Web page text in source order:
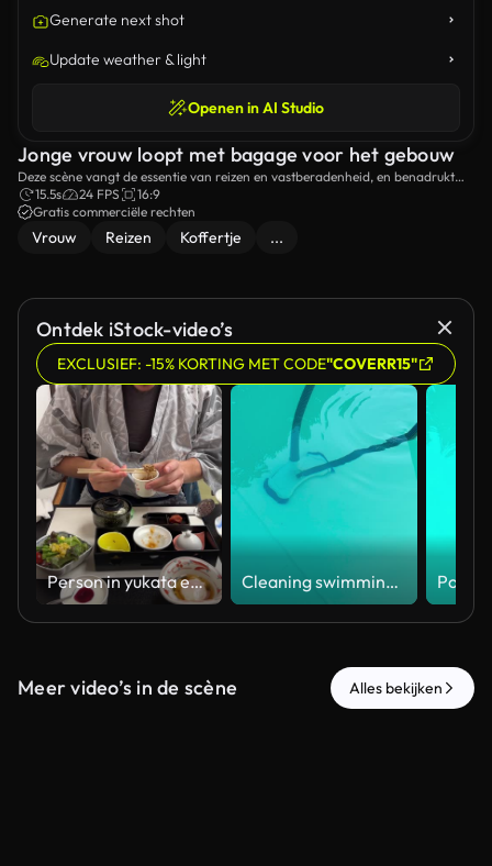
Generate next shot
Update weather & light
Openen in AI Studio
Jonge vrouw loopt met bagage voor het gebouw
Deze scène vangt de essentie van reizen en vastberadenheid, en benadrukt
haar doelgerichte stap als ze vooruit gaat op haar reis.
15.5s 24 FPS
16:9
Gratis commerciële rechten
Vrouw Reizen Koffertje ...
Ontdek iStock-video’s
EXCLUSIEF: -15% KORTING MET CODE"COVERR15"
Person in yukata eating natto, a traditional Japanese breakfast Cleaning swimming pool floor with underwater vacuum equipment
Meer video’s in de scène Alles bekijken